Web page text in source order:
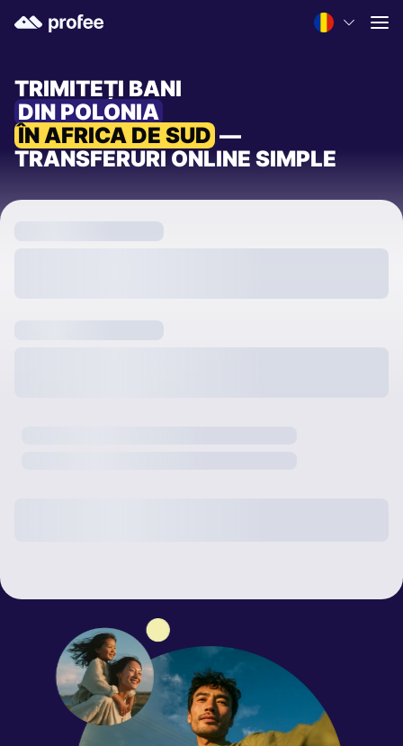
TRIMITEȚI BANI
DIN POLONIA
ÎN AFRICA DE SUD —
TRANSFERURI ONLINE SIMPLE